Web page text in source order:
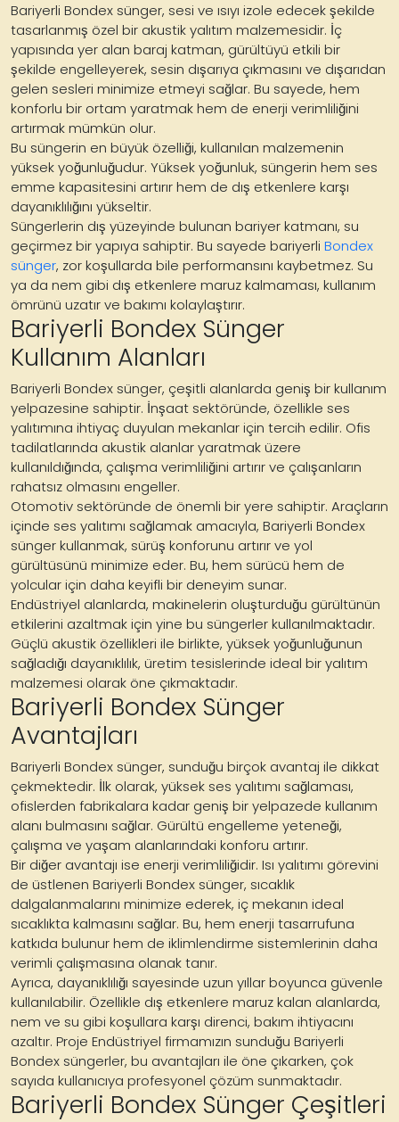
Bariyerli Bondex sünger, sesi ve ısıyı izole edecek şekilde
tasarlanmış özel bir akustik yalıtım malzemesidir. İç
yapısında yer alan baraj katman, gürültüyü etkili bir
şekilde engelleyerek, sesin dışarıya çıkmasını ve dışarıdan
gelen sesleri minimize etmeyi sağlar. Bu sayede, hem
konforlu bir ortam yaratmak hem de enerji verimliliğini
artırmak mümkün olur.
Bu süngerin en büyük özelliği, kullanılan malzemenin
yüksek yoğunluğudur. Yüksek yoğunluk, süngerin hem ses
emme kapasitesini artırır hem de dış etkenlere karşı
dayanıklılığını yükseltir.
Süngerlerin dış yüzeyinde bulunan bariyer katmanı, su
geçirmez bir yapıya sahiptir. Bu sayede bariyerli Bondex
sünger, zor koşullarda bile performansını kaybetmez. Su
ya da nem gibi dış etkenlere maruz kalmaması, kullanım
ömrünü uzatır ve bakımı kolaylaştırır.
Bariyerli Bondex Sünger
Kullanım Alanları
Bariyerli Bondex sünger, çeşitli alanlarda geniş bir kullanım
yelpazesine sahiptir. İnşaat sektöründe, özellikle ses
yalıtımına ihtiyaç duyulan mekanlar için tercih edilir. Ofis
tadilatlarında akustik alanlar yaratmak üzere
kullanıldığında, çalışma verimliliğini artırır ve çalışanların
rahatsız olmasını engeller.
Otomotiv sektöründe de önemli bir yere sahiptir. Araçların
içinde ses yalıtımı sağlamak amacıyla, Bariyerli Bondex
sünger kullanmak, sürüş konforunu artırır ve yol
gürültüsünü minimize eder. Bu, hem sürücü hem de
yolcular için daha keyifli bir deneyim sunar.
Endüstriyel alanlarda, makinelerin oluşturduğu gürültünün
etkilerini azaltmak için yine bu süngerler kullanılmaktadır.
Güçlü akustik özellikleri ile birlikte, yüksek yoğunluğunun
sağladığı dayanıklılık, üretim tesislerinde ideal bir yalıtım
malzemesi olarak öne çıkmaktadır.
Bariyerli Bondex Sünger
Avantajları
Bariyerli Bondex sünger, sunduğu birçok avantaj ile dikkat
çekmektedir. İlk olarak, yüksek ses yalıtımı sağlaması,
ofislerden fabrikalara kadar geniş bir yelpazede kullanım
alanı bulmasını sağlar. Gürültü engelleme yeteneği,
çalışma ve yaşam alanlarındaki konforu artırır.
Bir diğer avantajı ise enerji verimliliğidir. Isı yalıtımı görevini
de üstlenen Bariyerli Bondex sünger, sıcaklık
dalgalanmalarını minimize ederek, iç mekanın ideal
sıcaklıkta kalmasını sağlar. Bu, hem enerji tasarrufuna
katkıda bulunur hem de iklimlendirme sistemlerinin daha
verimli çalışmasına olanak tanır.
Ayrıca, dayanıklılığı sayesinde uzun yıllar boyunca güvenle
kullanılabilir. Özellikle dış etkenlere maruz kalan alanlarda,
nem ve su gibi koşullara karşı direnci, bakım ihtiyacını
azaltır. Proje Endüstriyel firmamızın sunduğu Bariyerli
Bondex süngerler, bu avantajları ile öne çıkarken, çok
sayıda kullanıcıya profesyonel çözüm sunmaktadır.
Bariyerli Bondex Sünger Çeşitleri